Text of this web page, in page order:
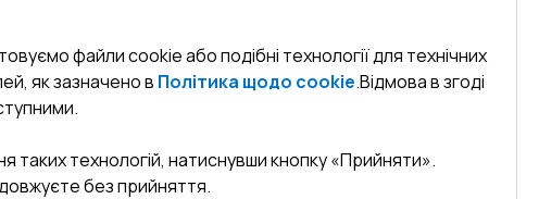
файли cookie або подібні технології для технічних
як зазначено в Політика щодо cookie.Відмова в згоді
таких технологій, натиснувши кнопку «Прийняти».
без прийняття.